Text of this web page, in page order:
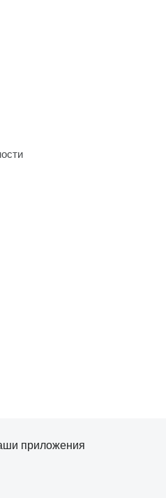
приложения